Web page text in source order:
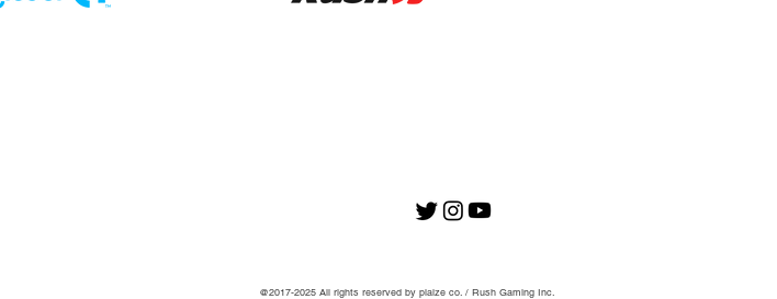
@2017-2025 All rights reserved by plaize co. / Rush Gaming Inc.